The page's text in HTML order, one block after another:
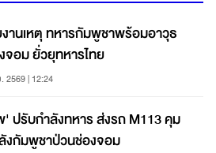
านเหตุ ทหารกัมพูชาพร้อมอาวุธ
จอม ยั่วยุทหารไทย
2569 | 12:24
ปรับกำลังทหาร ส่งรถ M113 คุม
กัมพูชาป่วนช่องจอม